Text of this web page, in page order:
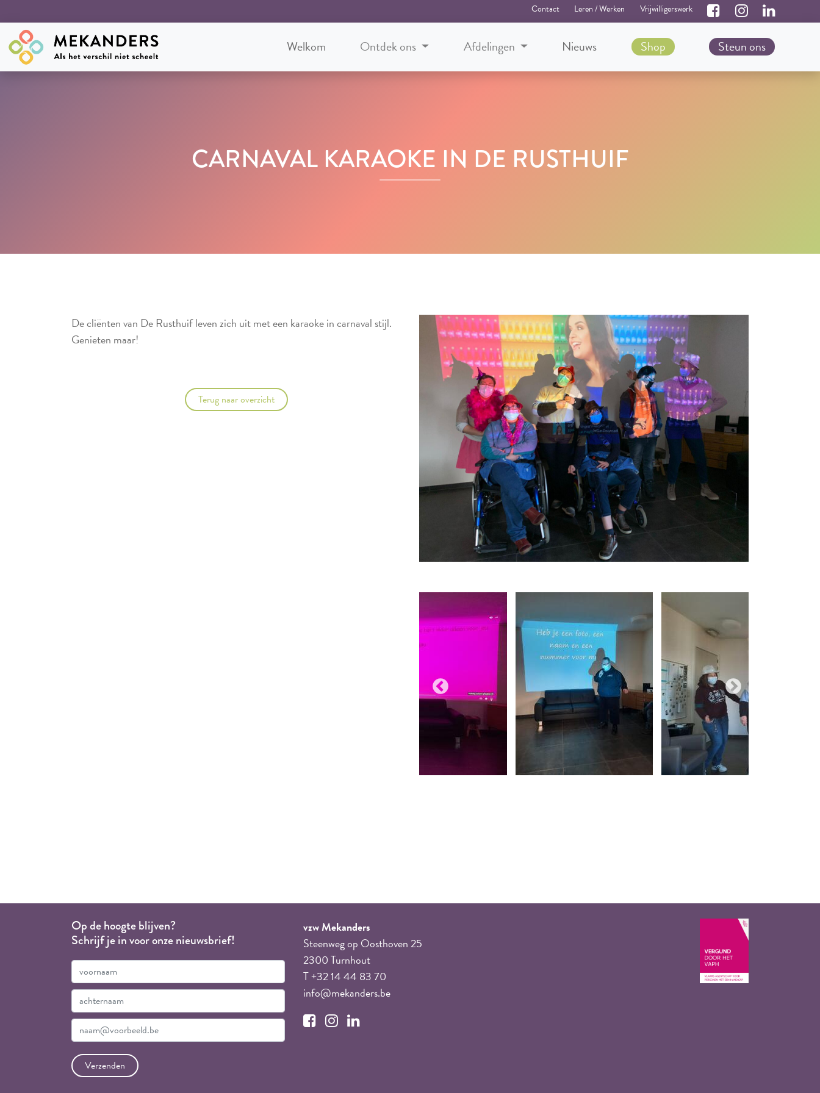
Contact Leren / Werken Vrijwilligerswerk
Welkom Ontdek ons Afdelingen Nieuws Shop Steun ons
CARNAVAL KARAOKE IN DE RUSTHUIF
De cliënten van De Rusthuif leven zich uit met een karaoke in carnaval stijl.
Genieten maar!
Terug naar overzicht
Op de hoogte blijven?
Schrijf je in voor onze nieuwsbrief!
vzw Mekanders
Steenweg op Oosthoven 25
2300 Turnhout
T +32 14 44 83 70
info@mekanders.be